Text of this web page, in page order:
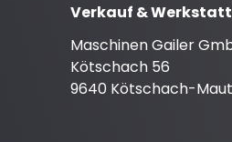
Verkauf & Werkstatt
Maschinen Gailer
Kötschach 56
9640 Kötschach-